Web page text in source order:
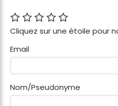
Cliquez sur une étoile pour
Email
Nom/Pseudonyme